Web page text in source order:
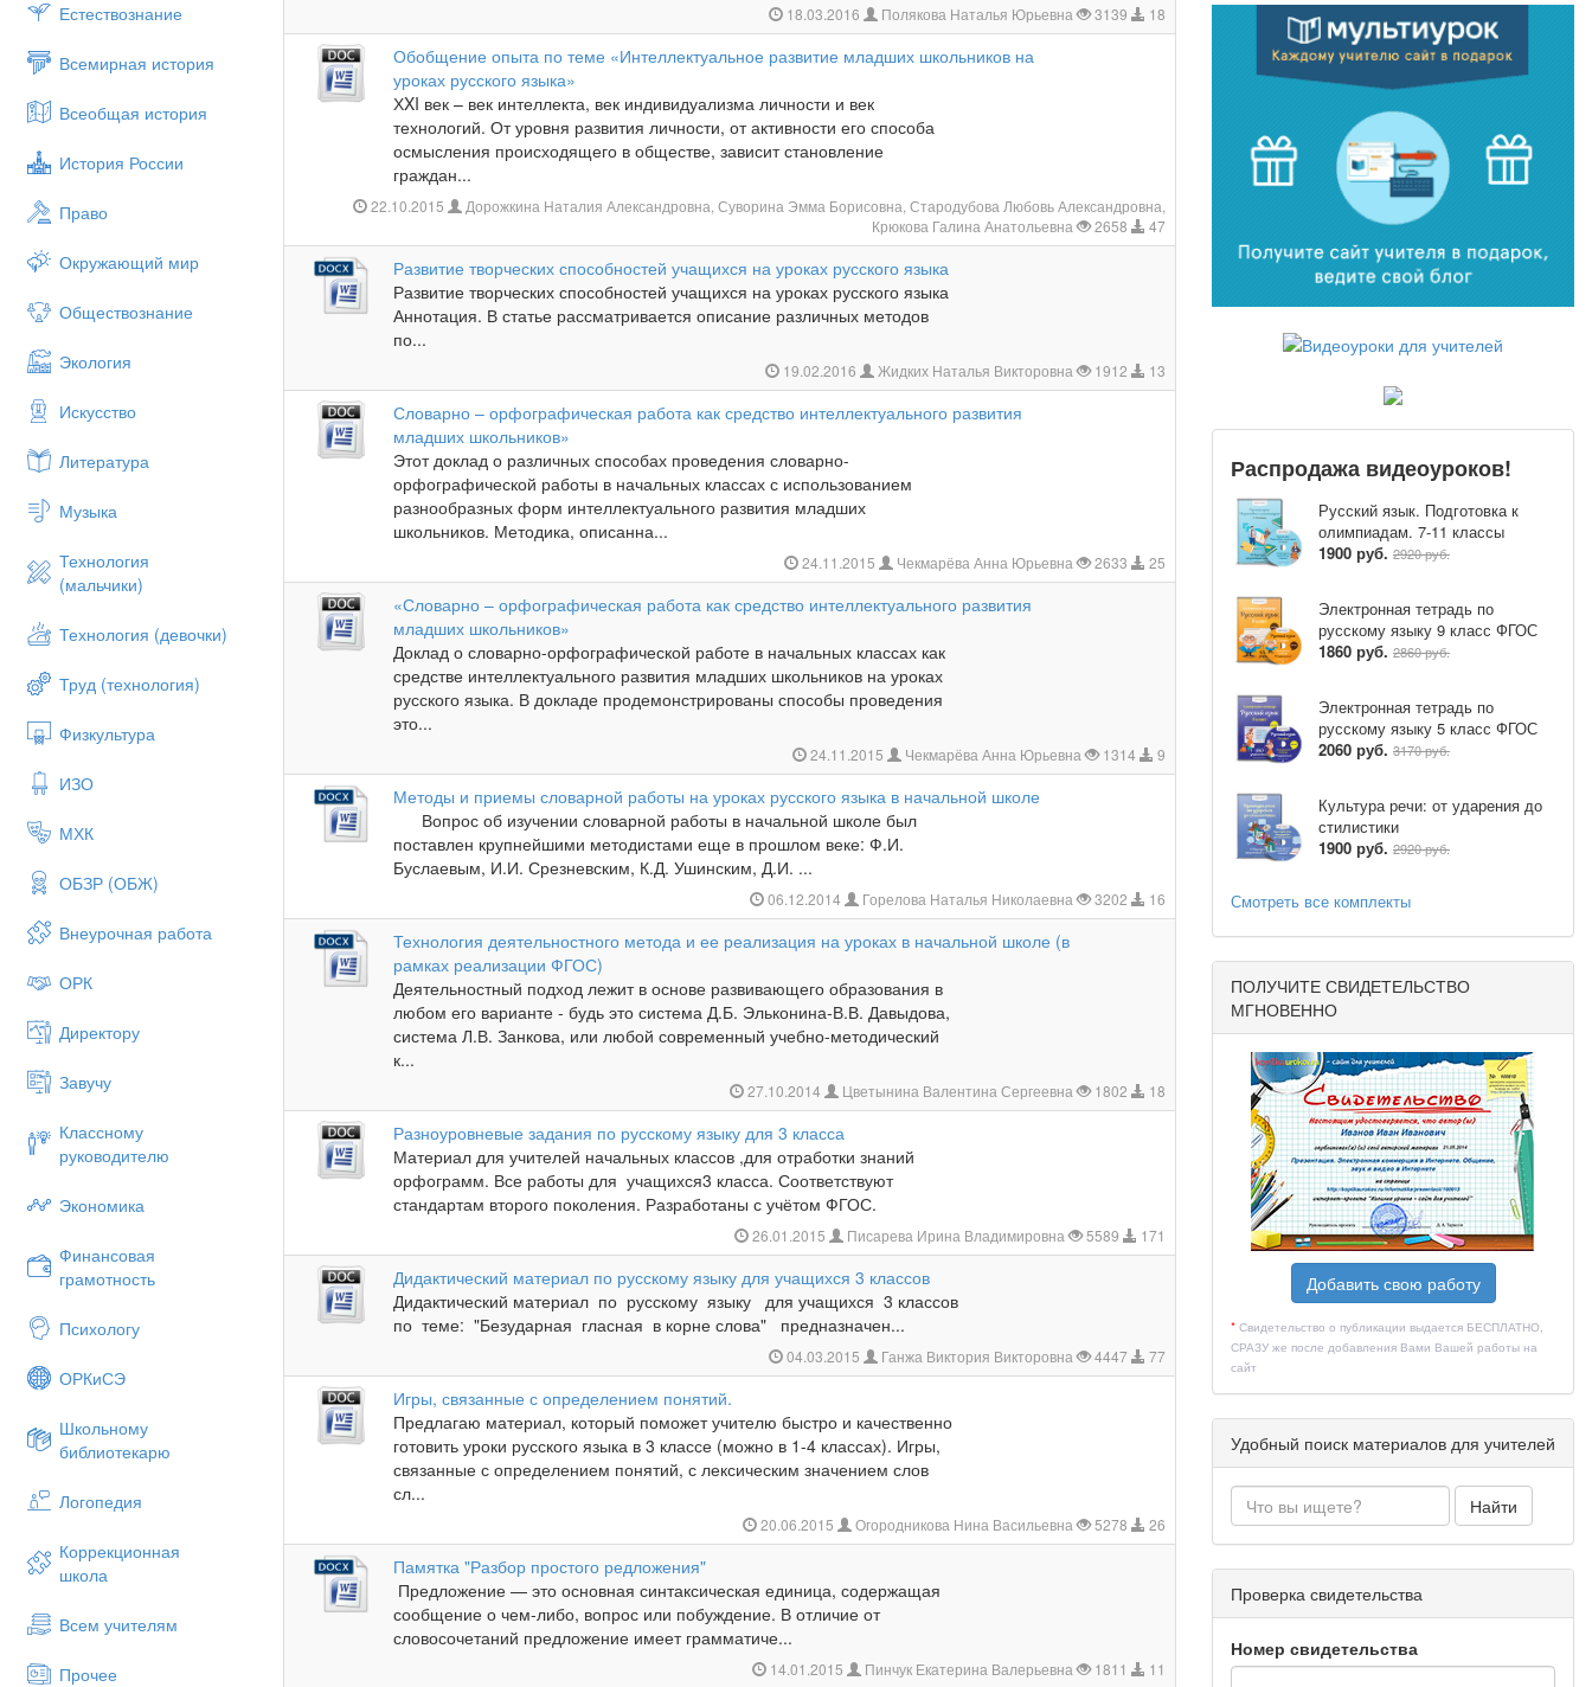
Естествознание
Всемирная история
Всеобщая история
История России
Право
Окружающий мир
Обществознание
Экология
Искусство
Литература
Музыка
Технология
(мальчики)
Технология (девочки)
Труд (технология)
Физкультура
ИЗО
МХК
ОБЗР (ОБЖ)
Внеурочная работа
ОРК
Директору
Завучу
Классному
руководителю
Экономика
Финансовая
грамотность
Психологу
ОРКиСЭ
Школьному
библиотекарю
Логопедия
Коррекционная
школа
Всем учителям
Прочее
18.03.2016 Полякова Наталья Юрьевна 3139 18
Обобщение опыта по теме «Интеллектуальное развитие младших школьников на
уроках русского языка»
ХXI век – век интеллекта, век индивидуализма личности и век
технологий. От уровня развития личности, от активности его способа
осмысления происходящего в обществе, зависит становление
граждан...
22.10.2015
Дорожкина Наталия Александровна, Суворина Эмма Борисовна, Стародубова Любовь Александровна,
Крюкова Галина Анатольевна
2658 47
Развитие творческих способностей учащихся на уроках русского языка
Развитие творческих способностей учащихся на уроках русского языка
Аннотация. В статье рассматривается описание различных методов
по...
19.02.2016 Жидких Наталья Викторовна 1912 13
Словарно – орфографическая работа как средство интеллектуального развития
младших школьников»
Этот доклад о различных способах проведения словарно-
орфографической работы в начальных классах с использованием
разнообразных форм интеллектуального развития младших
школьников. Методика, описанна...
24.11.2015 Чекмарёва Анна Юрьевна 2633 25
«Словарно – орфографическая работа как средство интеллектуального развития
младших школьников»
Доклад о словарно-орфографической работе в начальных классах как
средстве интеллектуального развития младших школьников на уроках
русского языка. В докладе продемонстрированы способы проведения
это...
24.11.2015 Чекмарёва Анна Юрьевна 1314 9
Методы и приемы словарной работы на уроках русского языка в начальной школе
Вопрос об изучении словарной работы в начальной школе был
поставлен крупнейшими методистами еще в прошлом веке: Ф.И.
Буслаевым, И.И. Срезневским, К.Д. Ушинским, Д.И. ...
06.12.2014 Горелова Наталья Николаевна 3202 16
Технология деятельностного метода и ее реализация на уроках в начальной школе (в
рамках реализации ФГОС)
Деятельностный подход лежит в основе развивающего образования в
любом его варианте - будь это система Д.Б. Эльконина-В.В. Давыдова,
система Л.В. Занкова, или любой современный учебно-методический
к...
27.10.2014 Цветынина Валентина Сергеевна 1802 18
Разноуровневые задания по русскому языку для 3 класса
Материал для учителей начальных классов ,для отработки знаний
орфограмм. Все работы для учащихся3 класса. Соответствуют
стандартам второго поколения. Разработаны с учётом ФГОС.
26.01.2015 Писарева Ирина Владимировна 5589 171
Дидактический материал по русскому языку для учащихся 3 классов
Дидактический материал по русскому языку для учащихся 3 классов
по теме: "Безударная гласная в корне слова" предназначен...
04.03.2015 Ганжа Виктория Викторовна 4447 77
Игры, связанные с определением понятий.
Предлагаю материал, который поможет учителю быстро и качественно
готовить уроки русского языка в 3 классе (можно в 1-4 классах). Игры,
связанные с определением понятий, с лексическим значением слов
сл...
20.06.2015 Огородникова Нина Васильевна 5278 26
Памятка "Разбор простого редложения"
Предложение — это основная синтаксическая единица, содержащая
сообщение о чем-либо, вопрос или побуждение. В отличие от
словосочетаний предложение имеет грамматиче...
14.01.2015 Пинчук Екатерина Валерьевна 1811 11
Распродажа видеоуроков!
Русский язык. Подготовка к
олимпиадам. 7-11 классы
1900 руб. 2920 руб.
Электронная тетрадь по
русскому языку 9 класс ФГОС
1860 руб. 2860 руб.
Электронная тетрадь по
русскому языку 5 класс ФГОС
2060 руб. 3170 руб.
Культура речи: от ударения до
стилистики
1900 руб. 2920 руб.
Смотреть все комплекты
ПОЛУЧИТЕ СВИДЕТЕЛЬСТВО
МГНОВЕННО
Добавить свою работу
* Свидетельство о публикации выдается БЕСПЛАТНО,
СРАЗУ же после добавления Вами Вашей работы на
сайт
Удобный поиск материалов для учителей
Найти
Проверка свидетельства
Номер свидетельства